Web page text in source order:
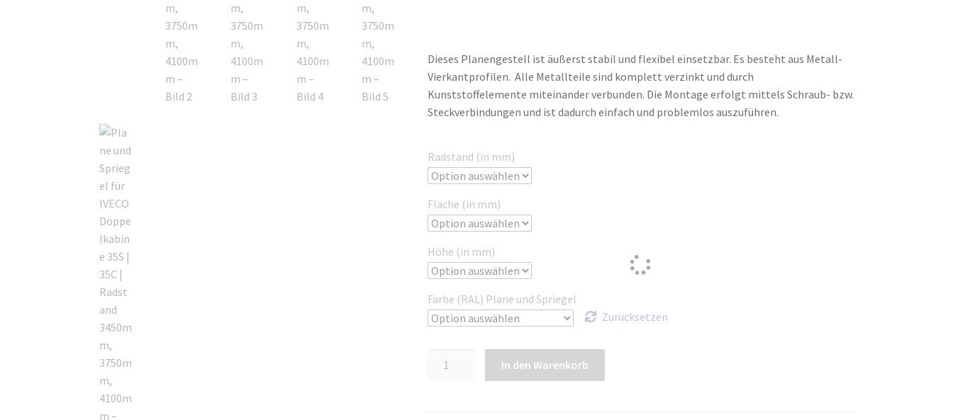
Dieses Planengestell ist äußerst stabil und flexibel einsetzbar. Es besteht aus Metall-
Vierkantprofilen. Alle Metallteile sind komplett verzinkt und durch
Kunststoffelemente miteinander verbunden. Die Montage erfolgt mittels Schraub- bzw.
Steckverbindungen und ist dadurch einfach und problemlos auszuführen.
Radstand (in mm)
Fläche (in mm)
Höhe (in mm)
Farbe (RAL) Plane und Spriegel
Zurücksetzen
In den Warenkorb